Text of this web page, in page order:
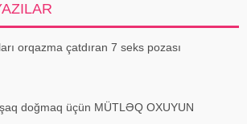
orqazma çatdıran 7 seks pozası
doğmaq üçün MÜTLƏQ OXUYUN